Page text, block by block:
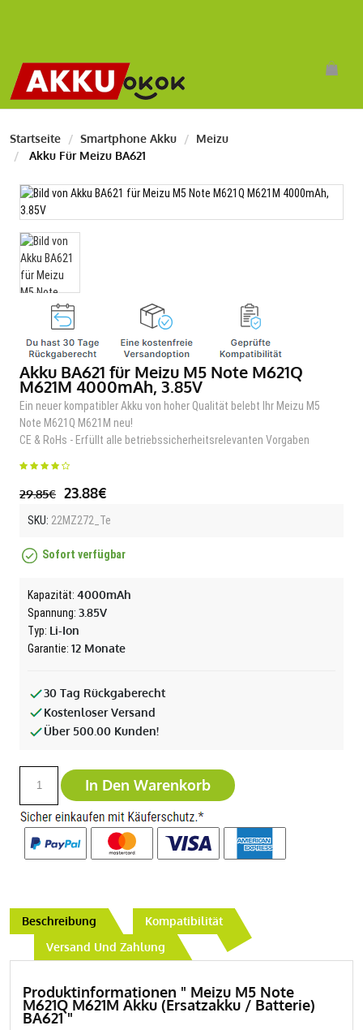
Startseite Smartphone Akku
Meizu
Akku Für Meizu BA621
Akku BA621 für Meizu M5 Note M621Q
M621M 4000mAh, 3.85V
Ein neuer kompatibler Akku von hoher Qualität belebt Ihr Meizu M5
Note M621Q M621M neu!
CE & RoHs - Erfüllt alle betriebssicherheitsrelevanten Vorgaben
29.85€ 23.88€
SKU: 22MZ272_Te
Sofort verfügbar
Kapazität: 4000mAh
Spannung: 3.85V
Typ: Li-Ion
Garantie: 12 Monate
30 Tag Rückgaberecht
Kostenloser Versand
Über 500.00 Kunden!
In Den Warenkorb
Beschreibung
Kompatibilität
Versand Und Zahlung
Produktinformationen " Meizu M5 Note
M621Q M621M Akku (Ersatzakku / Batterie)
BA621 "